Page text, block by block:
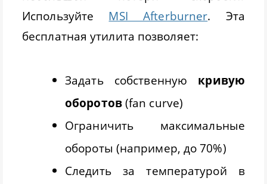
Используйте MSI Afterburner. Эта
бесплатная утилита позволяет:
Задать собственную кривую
оборотов(fan curve)
Ограничить максимальные
обороты (например, до 70%)
Следить за температурой в